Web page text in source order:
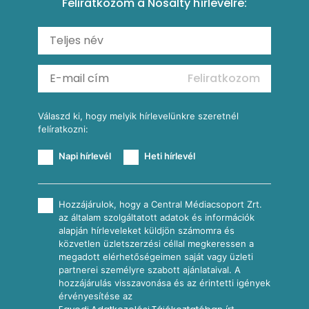
Carbonara
Shakshuka
Ratatouille
Mexikói húsleves kukorica salsával
Almás-kéksajtos kukoricasaláta
Köretek
Reggeli receptek
Feliratkozom
Válaszd ki, hogy melyik hírlevelünkre szeretnél
felíratkozni:
Napi hírlevél Heti hírlevél
Hozzájárulok, hogy a Central Médiacsoport Zrt.
az általam szolgáltatott adatok és információk
alapján hírleveleket küldjön számomra és
közvetlen üzletszerzési céllal megkeressen a
megadott elérhetőségeimen saját vagy üzleti
partnerei személyre szabott ajánlataival. A
hozzájárulás visszavonása és az érintetti igények
érvényesítése az